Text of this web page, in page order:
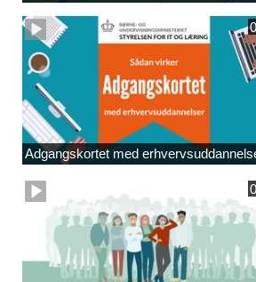
Adgangskortet med